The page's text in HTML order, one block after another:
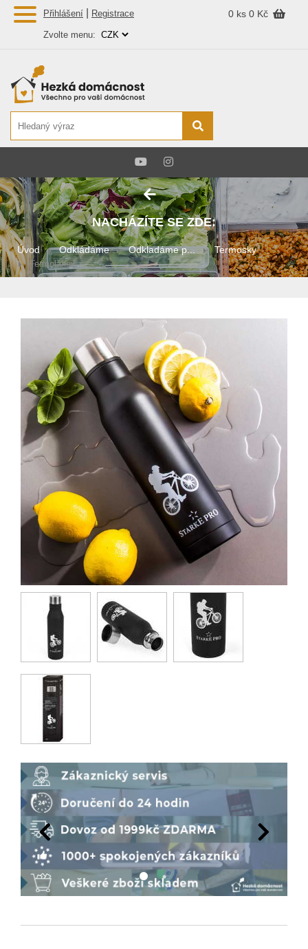
Přihlášení Registrace 0 ks 0 Kč
Zvolte menu:
NACHÁZÍTE SE ZDE:
Úvod Odkládáme Odkladáme p... Termosky
Termoláhev ...